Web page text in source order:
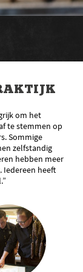
om het
te stemmen op
Sommige
zelfstandig
hebben meer
Iedereen heeft